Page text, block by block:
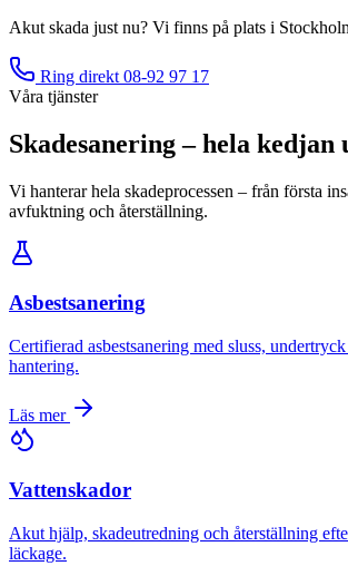
Akut skada just nu? Vi finns på plats i
Ring direkt 08-92 97 17
Våra tjänster
Skadesanering – hela
Vi hanterar hela skadeprocessen – från första
avfuktning och återställning.
Asbestsanering
Certifierad asbestsanering med sluss,
hantering.
Läs mer
Vattenskador
Akut hjälp, skadeutredning och återställning
läckage.